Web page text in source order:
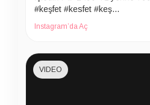
#keşfet #kesfet #keş…
Instagram’da Aç
VIDEO